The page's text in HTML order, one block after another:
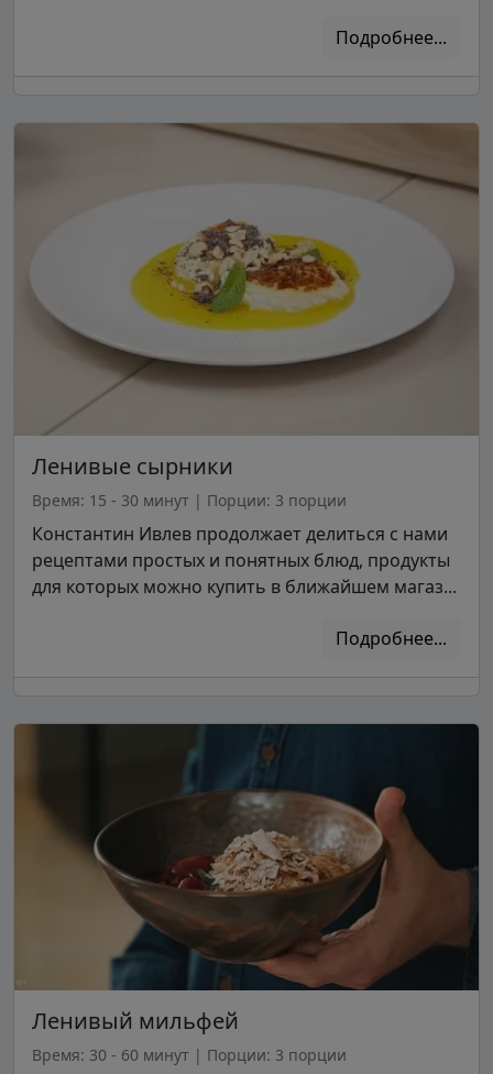
Подробнее...
Ленивые сырники
Время: 15 - 30 минут | Порции: 3 порции
Константин Ивлев продолжает делиться с нами
рецептами простых и понятных блюд, продукты
для которых можно купить в ближайшем магаз...
Подробнее...
Ленивый мильфей
Время: 30 - 60 минут | Порции: 3 порции